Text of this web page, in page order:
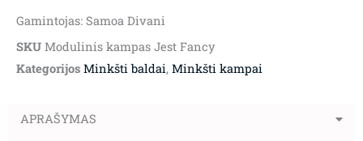
Gamintojas: Samoa Divani
SKU Modulinis kampas Jest Fancy
Kategorijos Minkšti baldai, Minkšti kampai
APRAŠYMAS